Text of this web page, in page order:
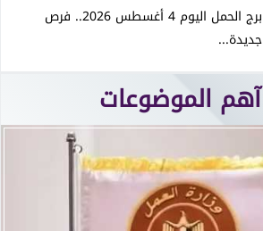
برج الحمل اليوم 4 أغسطس 2026.. فرص
جديدة...
آهم الموضوعات